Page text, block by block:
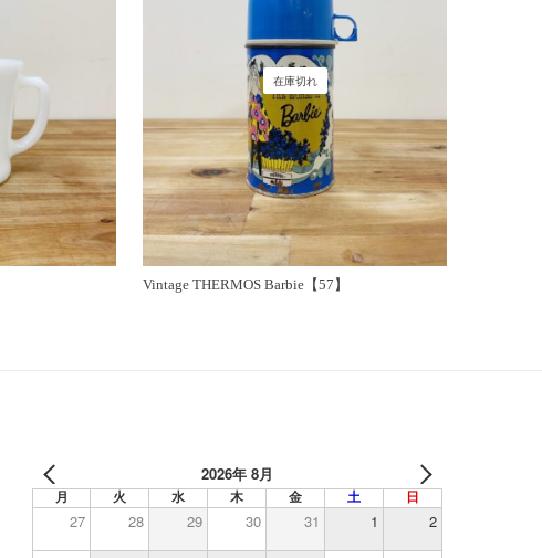
在庫切れ
Vintage THERMOS Barbie【57】
2026年 8月
月 火 水 木 金 土 日
27 28 29 30 31 1 2